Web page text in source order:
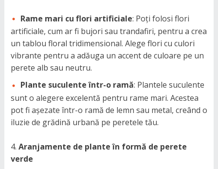
Rame mari cu flori artificiale: Poți folosi flori
artificiale, cum ar fi bujori sau trandafiri, pentru a crea
un tablou floral tridimensional. Alege flori cu culori
vibrante pentru a adăuga un accent de culoare pe un
perete alb sau neutru.
Plante suculente într-o ramă: Plantele suculente
sunt o alegere excelentă pentru rame mari. Acestea
pot fi așezate într-o ramă de lemn sau metal, creând o
iluzie de grădină urbană pe peretele tău.
Aranjamente de plante în formă de perete
verde